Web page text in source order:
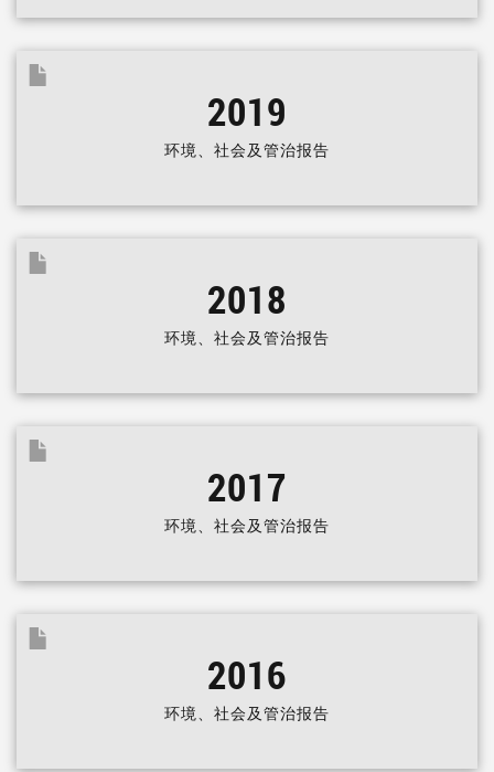
2019
环境、社会及管治报告
2018
环境、社会及管治报告
2017
环境、社会及管治报告
2016
环境、社会及管治报告